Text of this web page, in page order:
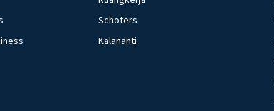
Schoters
Kalananti